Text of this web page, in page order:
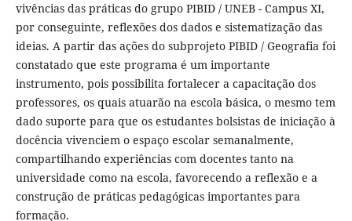
vivências das práticas do grupo PIBID / UNEB - Campus XI,
por conseguinte, reflexões dos dados e sistematização das
ideias. A partir das ações do subprojeto PIBID / Geografia foi
constatado que este programa é um importante
instrumento, pois possibilita fortalecer a capacitação dos
professores, os quais atuarão na escola básica, o mesmo tem
dado suporte para que os estudantes bolsistas de iniciação à
docência vivenciem o espaço escolar semanalmente,
compartilhando experiências com docentes tanto na
universidade como na escola, favorecendo a reflexão e a
construção de práticas pedagógicas importantes para
formação.